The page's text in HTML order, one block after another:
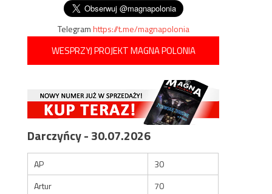
Telegramhttps://t.me/magnapolonia
WESPRZYJ PROJEKT MAGNA POLONIA
Darczyńcy - 30.07.2026
AP
30
Artur
70